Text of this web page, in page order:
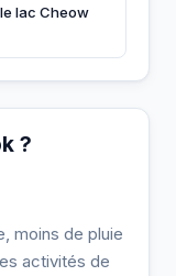
lac Cheow
?
moins de pluie
activités de